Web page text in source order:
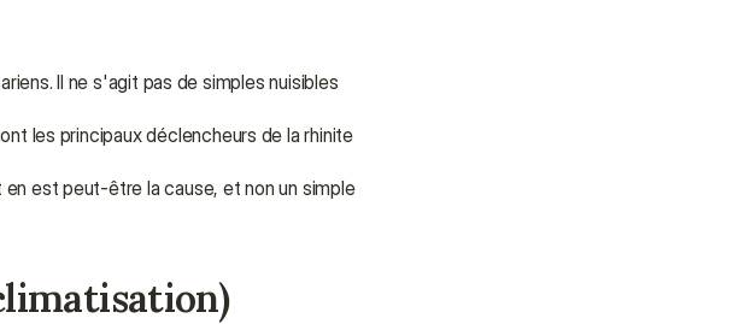
Il ne s'agit pas de simples nuisibles
les principaux déclencheurs de la rhinite
est peut-être la cause, et non un simple